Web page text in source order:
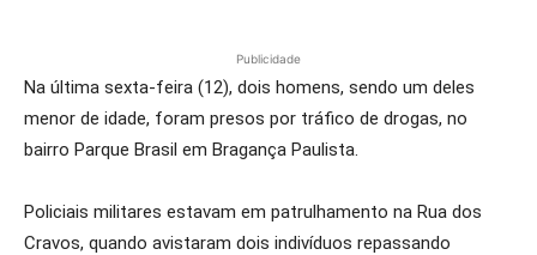
Publicidade
Na última sexta-feira (12), dois homens, sendo um deles
menor de idade, foram presos por tráfico de drogas, no
bairro Parque Brasil em Bragança Paulista.
Policiais militares estavam em patrulhamento na Rua dos
Cravos, quando avistaram dois indivíduos repassando